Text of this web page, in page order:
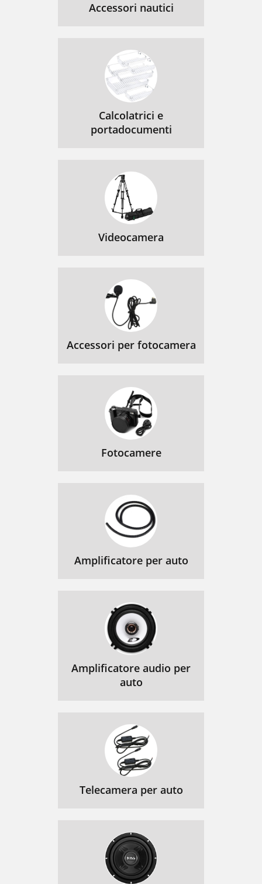
Accessori nautici
Calcolatrici e
portadocumenti
Videocamera
Accessori per fotocamera
Fotocamere
Amplificatore per auto
Amplificatore audio per
auto
Telecamera per auto